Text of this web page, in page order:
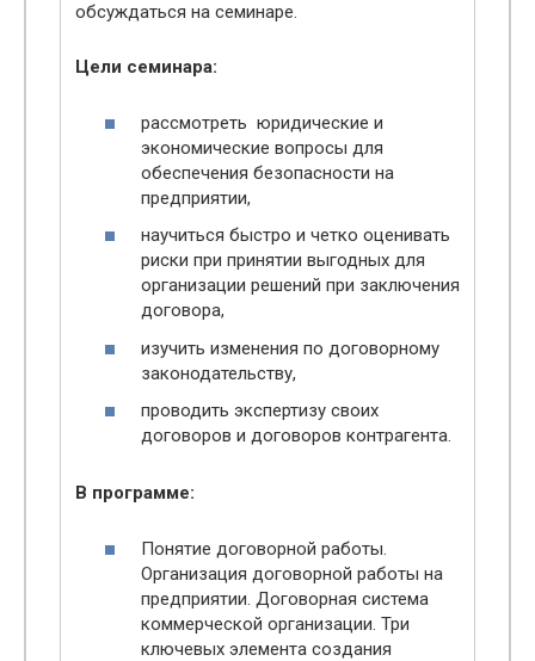
обсуждаться на семинаре.
Цели семинара:
рассмотреть юридические и
экономические вопросы для
обеспечения безопасности на
предприятии,
научиться быстро и четко оценивать
риски при принятии выгодных для
организации решений при заключения
договора,
изучить изменения по договорному
законодательству,
проводить экспертизу своих
договоров и договоров контрагента.
В программе:
Понятие договорной работы.
Организация договорной работы на
предприятии. Договорная система
коммерческой организации. Три
ключевых элемента создания